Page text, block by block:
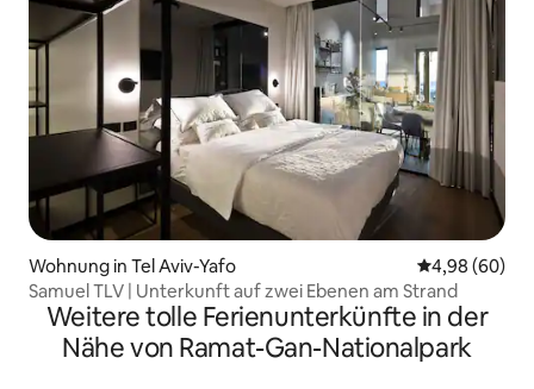
Wohnung in Tel Aviv-Yafo
4,98 (60)
Samuel TLV | Unterkunft auf zwei Ebenen am Strand
Weitere tolle Ferienunterkünfte in der
Nähe von Ramat-Gan-Nationalpark